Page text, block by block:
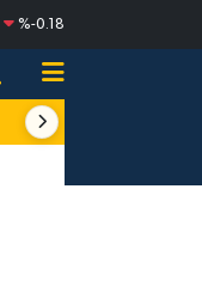
%-0.18
Turizm